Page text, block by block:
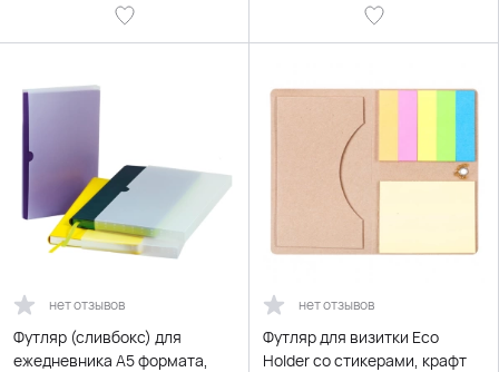
нет отзывов
Футляр (сливбокс) для
ежедневника А5 формата,
нет отзывов
Футляр для визитки Eco
Holder со стикерами, крафт